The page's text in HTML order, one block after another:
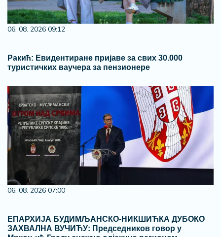
06. 08. 2026 09:12
Ракић: Евидентиране пријаве за свих 30.000
туристичких ваучера за пензионере
06. 08. 2026 07:00
ЕПАРХИЈА БУДИМЉАНСКО-НИКШИЋКА ДУБОКО
ЗАХВАЛНА ВУЧИЋУ: Председников говор у